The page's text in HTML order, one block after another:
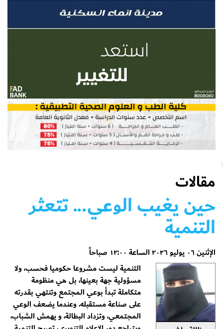
مقالات
حين يغيب الوعي... تتعثر
التنمية
الإثنين ٠٦ يوليو ٢٠٢٦ الساعة ١٢:٠٠ صباحاً
التنمية ليست مشروعا حكوميا فحسب، ولا
مسؤولية جهة بعينها، بل هي منظومة
متكاملة تبدأ بوعي المجتمع وتنتهي بقدرته
على صناعة مستقبله. وعندما يضعف الوعي
المجتمعي، وتزداد البطالة، و يهمش الشباب،